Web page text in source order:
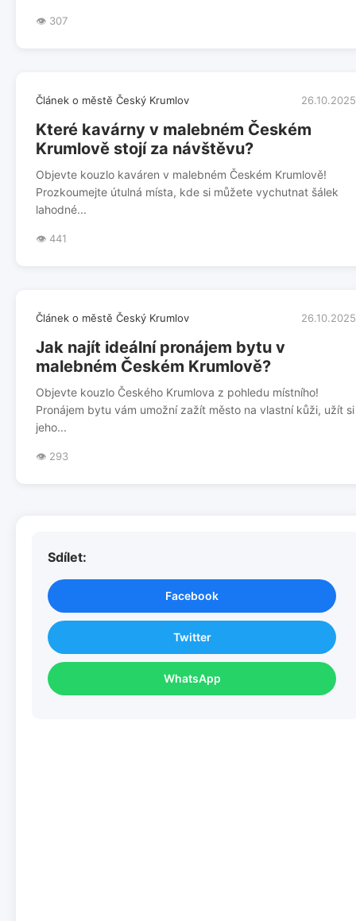
👁️ 307
Článek o městě Český Krumlov 26.10.2025
Které kavárny v malebném Českém
Krumlově stojí za návštěvu?
Objevte kouzlo kaváren v malebném Českém Krumlově!
Prozkoumejte útulná místa, kde si můžete vychutnat šálek
lahodné...
👁️ 441
Článek o městě Český Krumlov 26.10.2025
Jak najít ideální pronájem bytu v
malebném Českém Krumlově?
Objevte kouzlo Českého Krumlova z pohledu místního!
Pronájem bytu vám umožní zažít město na vlastní kůži, užít si
jeho...
👁️ 293
Sdílet:
Facebook
Twitter
WhatsApp